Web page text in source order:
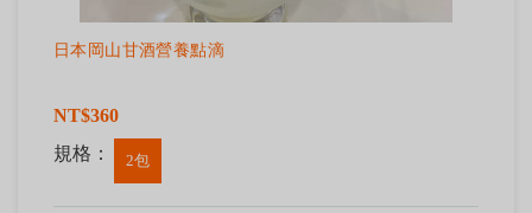
日本岡山甘酒營養點滴
NT$360
規格：
2包